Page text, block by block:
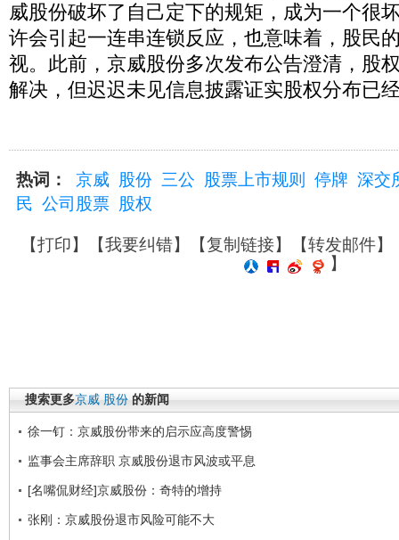
威股份破坏了自己定下的规矩，成为一个很
许会引起一连串连锁反应，也意味着，股民
视。此前，京威股份多次发布公告澄清，股
解决，但迟迟未见信息披露证实股权分布已
热词： 京威 股份 三公 股票上市规则 停牌 深交
民 公司股票 股权
【打印】【我要纠错】【复制链接】【转发邮件】
】
搜索更多京威 股份 的新闻
徐一钉：京威股份带来的启示应高度警惕
监事会主席辞职 京威股份退市风波或平息
[名嘴侃财经]京威股份：奇特的增持
张刚：京威股份退市风险可能不大